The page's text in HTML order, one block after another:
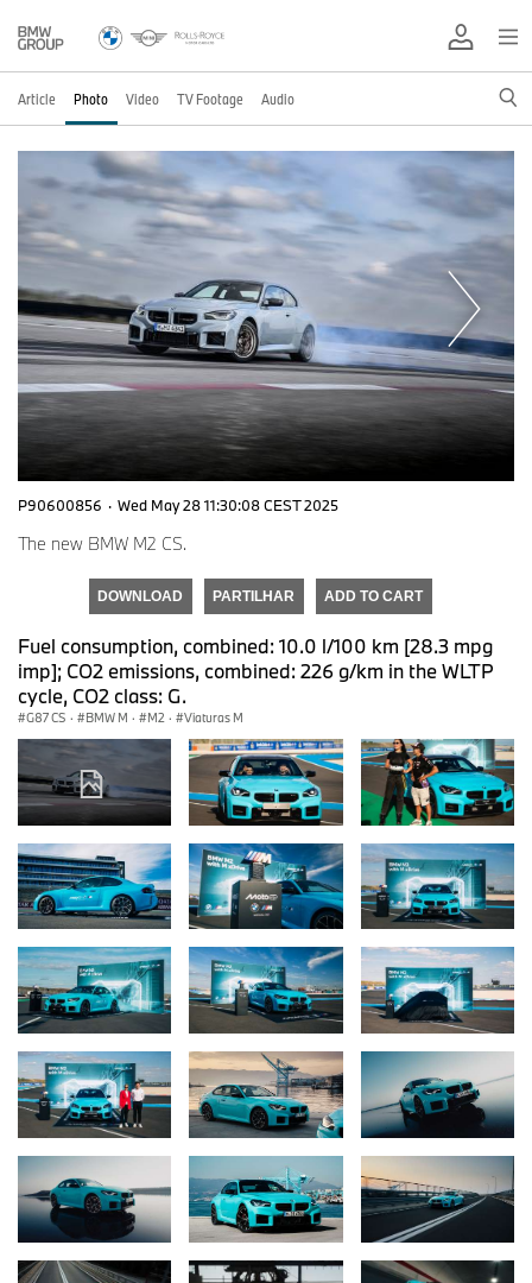
Article Photo Video TV Footage Audio
P90600856 · Wed May 28 11:30:08 CEST 2025
The new BMW M2 CS.
DOWNLOAD PARTILHAR ADD TO CART
Fuel consumption, combined: 10.0 l/100 km [28.3 mpg
imp]; CO2 emissions, combined: 226 g/km in the WLTP
cycle, CO2 class: G.
G87 CS · BMW M · M2 · Viaturas M